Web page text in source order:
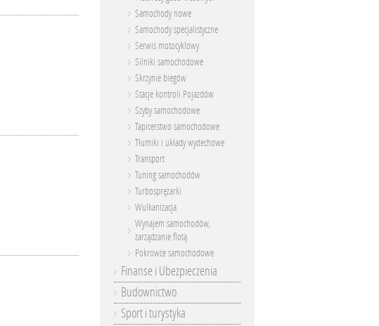
Samochody nowe
Samochody specjalistyczne
Serwis motocyklowy
Silniki samochodowe
Skrzynie biegów
Stacje kontroli Pojazdów
Szyby samochodowe
Tapicerstwo samochodowe
Tłumiki i układy wydechowe
Transport
Tuning samochodów
Turbosprężarki
Wulkanizacja
Wynajem samochodów,
zarządzanie flotą
Pokrowce samochodowe
Finanse i Ubezpieczenia
Budownictwo
Sport i turystyka